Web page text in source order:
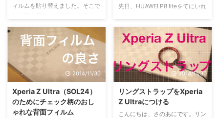
ィルムを貼り替えました。そこで
の強化ガラスフィルムシリーズ。
「化」という漢字を見ると不安を
覚えますが中身に問題はありませ
んでした。 ガラスフィルムを貼
る作業は難しくはありませんでし
た。 ガラスフィルムと一緒に入
っていたクリーナーを使うこと
で、 気泡や細かいチリはある程
度なくすことができました。 画
先日、HUAWEI P8 liteをてにいれ
ハードケースを選びました。（見
た目だけで選んで購入して失敗し
たケースも紹介します・・・）
シンプル過ぎて今まで手をつけて
いなかった。 つけ心地は良い き
つすぎず、ゆるすぎず、とても取
り付け、取り外しが行い易いで
す。 ボタンの押しやすさに影響
はありません。 マイクロUSB端
子、スピーカー、マイク側。 マ
2014/11/30
Xperia Z Ultra（SOL24）
のためにチェック柄のおし
ゃれな背面フィルム
2014/11/30
リングストラップをXperia
Z Ultraにつける
こんにちは、さのあにです。リン